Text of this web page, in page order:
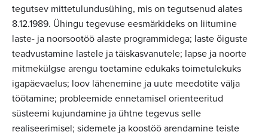
tegutsev mittetulundusühing, mis on tegutsenud alates
8.12.1989. Ühingu tegevuse eesmärkideks on liitumine
laste- ja noorsootöö alaste programmidega; laste õiguste
teadvustamine lastele ja täiskasvanutele; lapse ja noorte
mitmekülgse arengu toetamine edukaks toimetulekuks
igapäevaelus; loov lähenemine ja uute meedotite välja
töötamine; probleemide ennetamisel orienteeritud
süsteemi kujundamine ja ühtne tegevus selle
realiseerimisel; sidemete ja koostöö arendamine teiste